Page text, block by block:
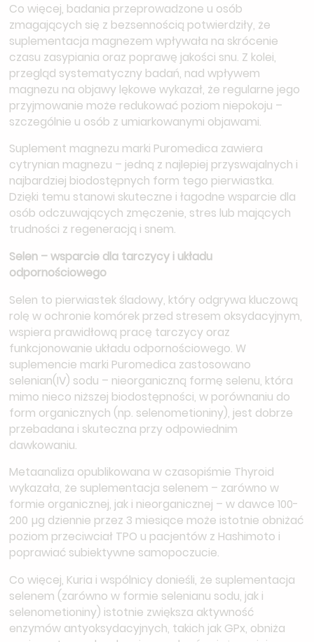
Co więcej, badania przeprowadzone u osób
zmagających się z bezsennością potwierdziły, że
suplementacja magnezem wpływała na skrócenie
czasu zasypiania oraz poprawę jakości snu. Z kolei,
przegląd systematyczny badań, nad wpływem
magnezu na objawy lękowe wykazał, że regularne jego
przyjmowanie może redukować poziom niepokoju –
szczególnie u osób z umiarkowanymi objawami.
Suplement magnezu marki Puromedica zawiera
cytrynian magnezu – jedną z najlepiej przyswajalnych i
najbardziej biodostępnych form tego pierwiastka.
Dzięki temu stanowi skuteczne i łagodne wsparcie dla
osób odczuwających zmęczenie, stres lub mających
trudności z regeneracją i snem.
Selen – wsparcie dla tarczycy i układu
odpornościowego
Selen to pierwiastek śladowy, który odgrywa kluczową
rolę w ochronie komórek przed stresem oksydacyjnym,
wspiera prawidłową pracę tarczycy oraz
funkcjonowanie układu odpornościowego. W
suplemencie marki Puromedica zastosowano
selenian(IV) sodu – nieorganiczną formę selenu, która
mimo nieco niższej biodostępności, w porównaniu do
form organicznych (np. selenometioniny), jest dobrze
przebadana i skuteczna przy odpowiednim
dawkowaniu.
Metaanaliza opublikowana w czasopiśmie Thyroid
wykazała, że suplementacja selenem – zarówno w
formie organicznej, jak i nieorganicznej – w dawce 100-
200 µg dziennie przez 3 miesiące może istotnie obniżać
poziom przeciwciał TPO u pacjentów z Hashimoto i
poprawiać subiektywne samopoczucie.
Co więcej, Kuria i wspólnicy donieśli, że suplementacja
selenem (zarówno w formie selenianu sodu, jak i
selenometioniny) istotnie zwiększa aktywność
enzymów antyoksydacyjnych, takich jak GPx, obniża